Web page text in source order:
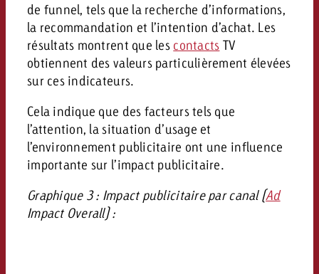
de funnel, tels que la recherche d’informations,
la recommandation et l’intention d’achat. Les
résultats montrent que les contacts TV
obtiennent des valeurs particulièrement élevées
sur ces indicateurs.
Cela indique que des facteurs tels que
l’attention, la situation d’usage et
l’environnement publicitaire ont une influence
importante sur l’impact publicitaire.
Graphique 3 : Impact publicitaire par canal (Ad
Impact Overall) :